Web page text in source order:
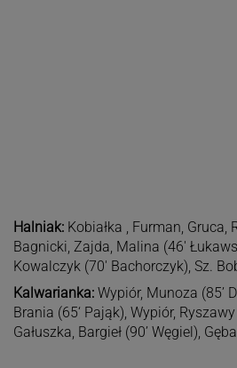
Halniak:Kobiałka , Furman, Gruca,
Bagnicki, Zajda, Malina (46′
Kowalczyk (70′ Bachorczyk), Sz.
Kalwarianka:Wypiór, Munoza (85’
Brania (65‘ Pająk), Wypiór,
Gałuszka, Bargieł (90’ Węgiel),